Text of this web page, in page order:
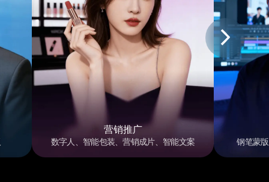
营销推广
数字人、智能包装、营销成片、智能文案 钢笔蒙